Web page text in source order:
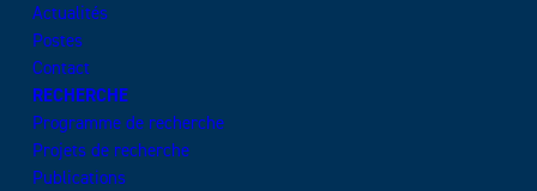
Actualités
Postes
Contact
RECHERCHE
Programme de recherche
Projets de recherche
Publications